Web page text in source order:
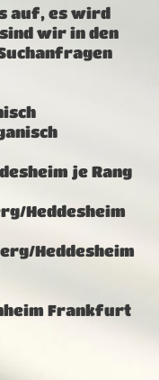
auf, es wird
wir in den
je Rang
Heddesheim
Heddesheim
Frankfurt